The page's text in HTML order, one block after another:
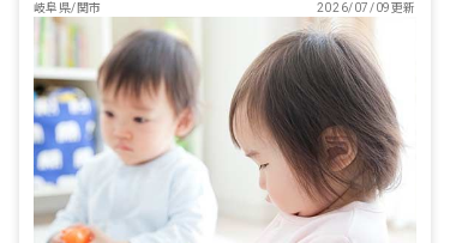
岐阜県/関市
2026/07/09更新